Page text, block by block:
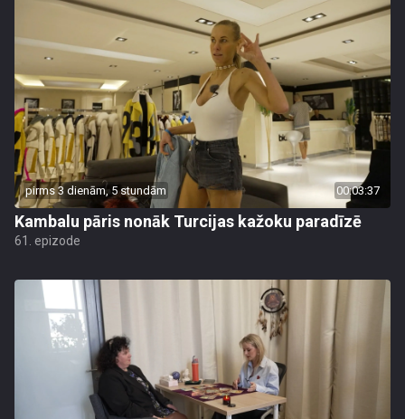
pirms 3 dienām, 5 stundām 00:03:37
Kambalu pāris nonāk Turcijas kažoku paradīzē
61. epizode